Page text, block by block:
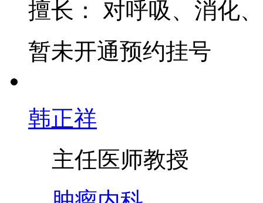
擅长：
对呼吸、消化
暂未开通预约挂号
韩正祥
主任医师 教授